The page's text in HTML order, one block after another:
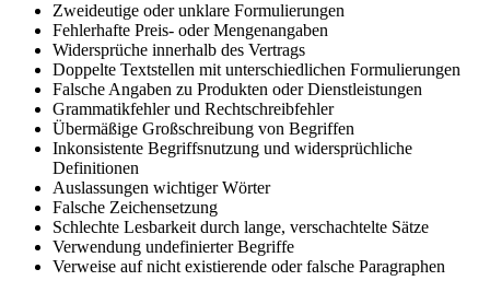
Zweideutige oder unklare Formulierungen
Fehlerhafte Preis- oder Mengenangaben
Widersprüche innerhalb des Vertrags
Doppelte Textstellen mit unterschiedlichen Formulierungen
Falsche Angaben zu Produkten oder Dienstleistungen
Grammatikfehler und Rechtschreibfehler
Übermäßige Großschreibung von Begriffen
Inkonsistente Begriffsnutzung und widersprüchliche
Definitionen
Auslassungen wichtiger Wörter
Falsche Zeichensetzung
Schlechte Lesbarkeit durch lange, verschachtelte Sätze
Verwendung undefinierter Begriffe
Verweise auf nicht existierende oder falsche Paragraphen